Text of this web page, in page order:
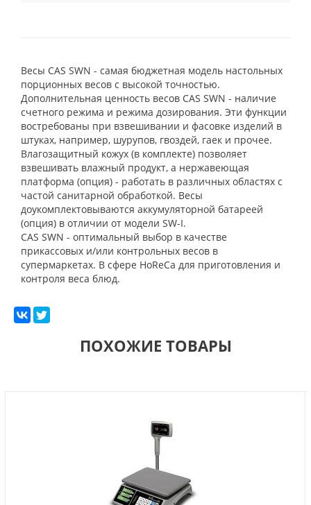
Весы CAS SWN - самая бюджетная модель настольных
порционных весов с высокой точностью.
Дополнительная ценность весов CAS SWN - наличие
счетного режима и режима дозирования. Эти функции
востребованы при взвешивании и фасовке изделий в
штуках, например, шурупов, гвоздей, гаек и прочее.
Влагозащитный кожух (в комплекте) позволяет
взвешивать влажный продукт, а нержавеющая
платформа (опция) - работать в различных областях с
частой санитарной обработкой. Весы
доукомплектовываются аккумуляторной батареей
(опция) в отличии от модели SW-I.
CAS SWN - оптимальный выбор в качестве
прикассовых и/или контрольных весов в
супермаркетах. В сфере HoReCa для приготовления и
контроля веса блюд.
ПОХОЖИЕ ТОВАРЫ